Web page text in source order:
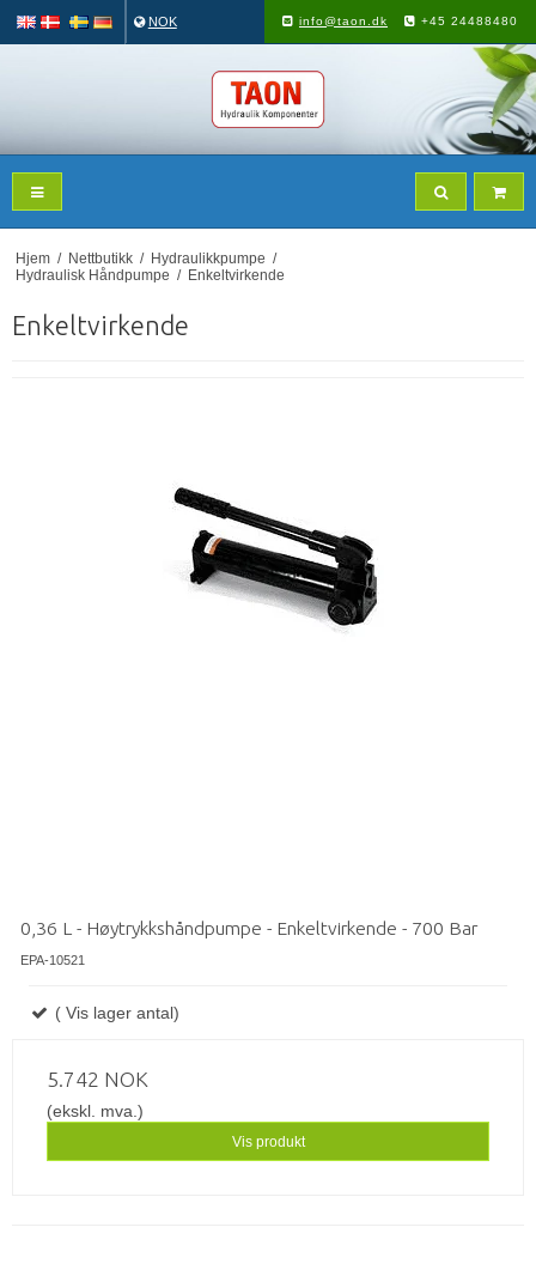
NOK info@taon.dk +45 24488480
Hjem / Nettbutikk / Hydraulikkpumpe /
Hydraulisk Håndpumpe / Enkeltvirkende
Enkeltvirkende
0,36 L - Høytrykkshåndpumpe - Enkeltvirkende - 700 Bar
EPA-10521
( Vis lager antal)
5.742 NOK
(ekskl. mva.)
Vis produkt